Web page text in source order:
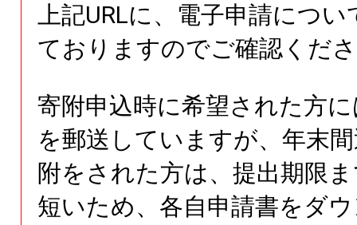
上記URLに、電子申請につい
ておりますのでご確認くだ
寄附申込時に希望された方
を郵送していますが、年末
附をされた方は、提出期限
短いため、各自申請書をダ